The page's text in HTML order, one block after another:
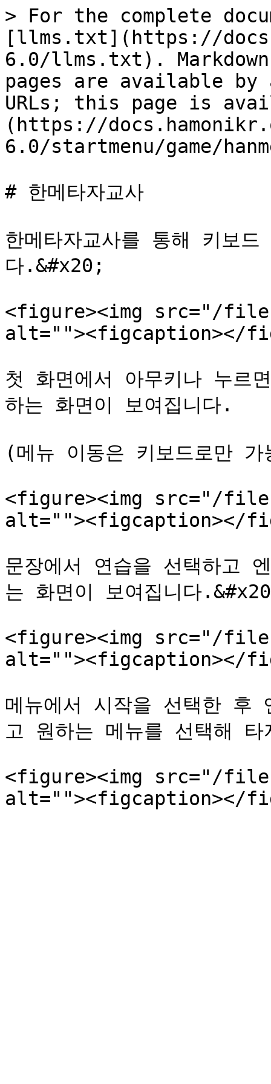
> For the complete
[llms.txt](https://
6.0/llms.txt).
pages are available by
URLs; this page is
(https://
6.0/startmenu/game/
# 한메타자교사
한메타자교사를 통해 키보
다.&#x20;
<figure><img src="/files/
alt=""><figcaption></
첫 화면에서 아무키나 누르
하는 화면이 보여집니다.
(메뉴 이동은 키보드로만
<figure><img src="/files/
alt=""><figcaption></
문장에서 연습을 선택하고
는 화면이 보여집니다
<figure><img src="/
alt=""><figcaption></
메뉴에서 시작을 선택한 후
고 원하는 메뉴를 선택해
<figure><img src="/files/